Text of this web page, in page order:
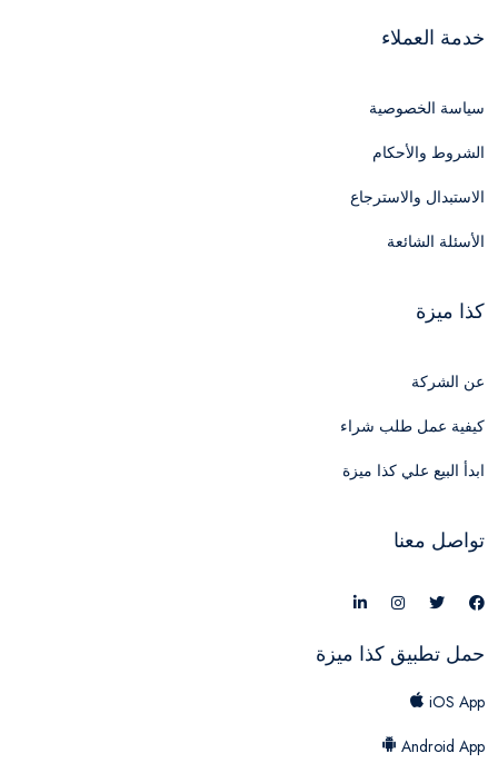
خدمة العملاء
سياسة الخصوصية
الشروط والأحكام
الاستبدال والاسترجاع
الأسئلة الشائعة
كذا ميزة
عن الشركة
كيفية عمل طلب شراء
ابدأ البيع علي كذا ميزة
تواصل معنا
حمل تطبيق كذا ميزة
iOS App
Android App